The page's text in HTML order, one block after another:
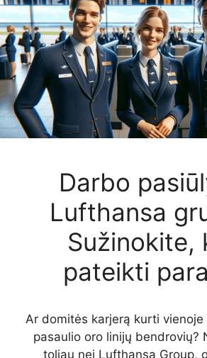
Darbo
Lufthansa
Sužinokite,
pateikti
Ar domitės karjerą kurti vienoje
pasaulio oro linijų bendrovių?
toliau nei Lufthansa Group,